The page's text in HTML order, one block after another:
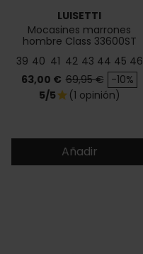
LUISETTI
Mocasines marrones
hombre Class 33600ST
39 40 41 42 43 44 45 46
Precio
63,00 € Precio base
69,95 € -10%
5/5star (1 opinión)
Añadir